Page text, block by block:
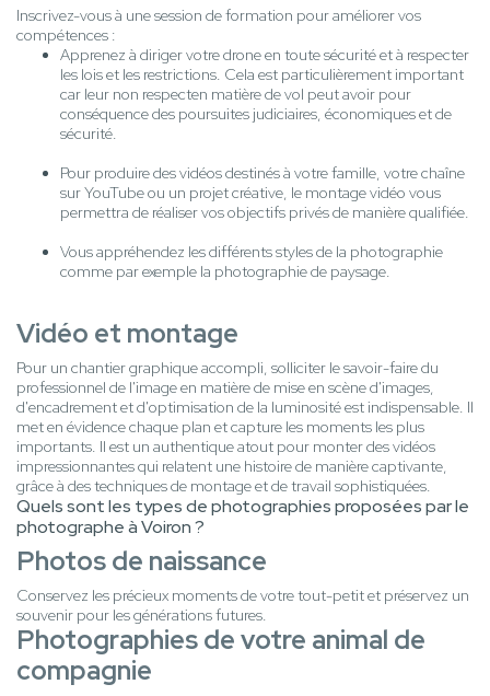
Inscrivez-vous à une session de formation pour améliorer vos
compétences :
Apprenez à diriger votre drone en toute sécurité et à respecter
les lois et les restrictions. Cela est particulièrement important
car leur non respecten matière de vol peut avoir pour
conséquence des poursuites judiciaires, économiques et de
sécurité.
Pour produire des vidéos destinés à votre famille, votre chaîne
sur YouTube ou un projet créative, le montage vidéo vous
permettra de réaliser vos objectifs privés de manière qualifiée.
Vous appréhendez les différents styles de la photographie
comme par exemple la photographie de paysage.
Vidéo et montage
Pour un chantier graphique accompli, solliciter le savoir-faire du
professionnel de l'image en matière de mise en scène d'images,
d'encadrement et d'optimisation de la luminosité est indispensable. Il
met en évidence chaque plan et capture les moments les plus
importants. Il est un authentique atout pour monter des vidéos
impressionnantes qui relatent une histoire de manière captivante,
grâce à des techniques de montage et de travail sophistiquées.
Quels sont les types de photographies proposées par le
photographe à Voiron ?
Photos de naissance
Conservez les précieux moments de votre tout-petit et préservez un
souvenir pour les générations futures.
Photographies de votre animal de
compagnie